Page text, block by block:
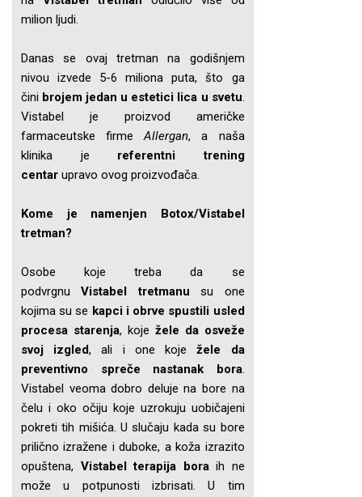
milion ljudi.
Danas se ovaj tretman na godišnjem
nivou izvede 5-6 miliona puta, što ga
čini brojem jedan u estetici lica u svetu.
Vistabel je proizvod američke
farmaceutske firmeAllergan, a naša
klinika je referentni trening
centar upravo ovog proizvođača.
Kome je namenjen Botox/Vistabel
tretman?
Osobe koje treba da se
podvrgnuVistabel tretmanu su one
kojima su se kapci i obrve spustili usled
procesa starenja, koje žele da osveže
svoj izgled, ali i one koježele da
preventivno spreče nastanak bora.
Vistabel veoma dobro deluje na bore na
čelu i oko očiju koje uzrokuju uobičajeni
pokreti tih mišića. U slučaju kada su bore
prilično izražene i duboke, a koža izrazito
opuštena, Vistabel terapija boraih ne
može u potpunosti izbrisati. U tim